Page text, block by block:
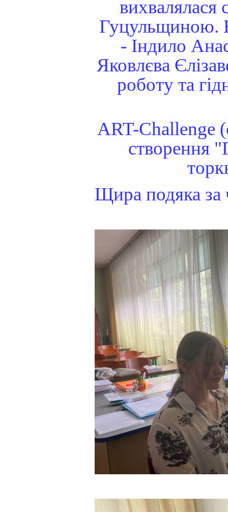
Гуцульщиною.
- Індило
Яковлєва
роботу та
ART-Challenge
створення
Щира подяка